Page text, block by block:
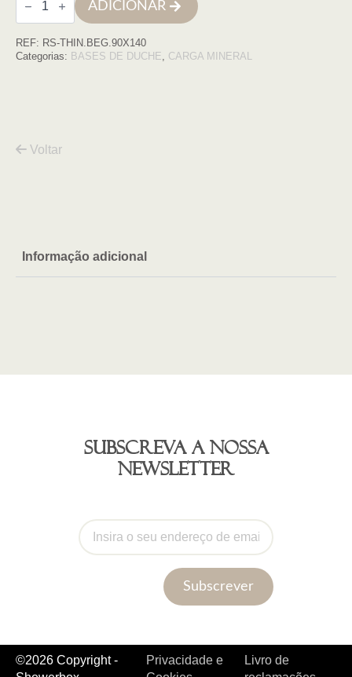
de
Base
duche
THIN
ADICIONAR
REF: RS-THIN.BEG.90X140
Categorias: BASES DE DUCHE, CARGA MINERAL
Voltar
Informação adicional
Subscreva a nossa
newsletter
Subscrever
©2026 Copyright -
Privacidade e
Livro de